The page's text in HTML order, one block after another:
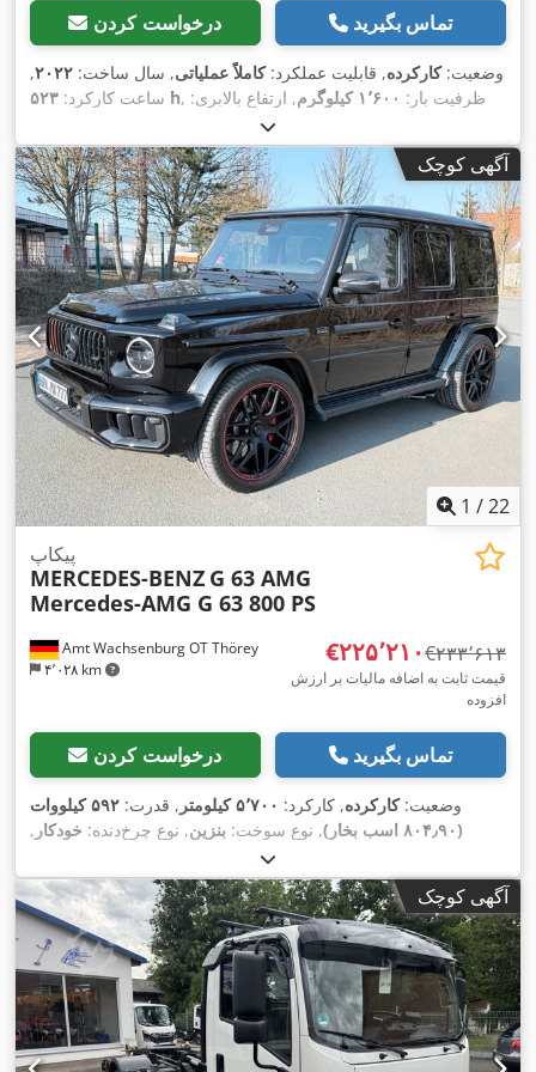
درخواست کردن تماس بگیرید
وضعیت:کارکرده, قابلیت عملکرد:کاملاً عملیاتی, سال ساخت: ۲۰۲۲,
ساعت کارکرد: ۵۲۳ h , ظرفیت بار: ۱٬۶۰۰ کیلوگرم
, ارتفاع بالابری:
۱٬۲۵۰ میلی‌متر
نوع دکل:تریپلکس, ارتفاع سازه:۲٬۳۴۳ میلی‌متر
, طول شاخک‌ها:
۱٬۱۵۰ میلی‌متر , نوع سیستم انتقال قدرت:Elektro آگهی کوچک
1 /22
Amt Wachsenburg OT Thörey
۴٬۰۲۸ km
پیکاپ
MERCEDES-BENZ G 63 AMG
Mercedes-AMG G 63 800 PS
‎€۲۲۵٬۲۱۰ ‎€۲۳۳٬۶۱۳
قیمت ثابت به اضافه مالیات بر ارزش
افزوده
درخواست کردن تماس بگیرید
وضعیت:کارکرده, کارکرد: ۵٬۷۰۰ کیلومتر , قدرت:
۵۹۲ کیلووات
(۸۰۴٫۹۰ اسب بخار)
, نوع سوخت: بنزین, نوع چرخ‌دنده: خودکار ,
, رنگ:
اِی‌بی‌اِس‎, بخاری پارکینگ, برنامه پایداری الکترونیکی (ESP), تهویه
مطبوع, سیستم ایموبیلایزر, سیستم ناوبری, فیلتر دوده, قفل مرکزی,
چهار چرخ محرک, گارانتی خودروی دست دوم,
آگهی کوچک